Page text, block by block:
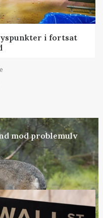
i fortsat
mod problemulv